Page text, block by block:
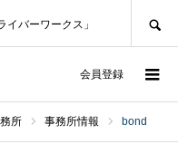
バーワークス」
会員登録
所 事務所情報 bond